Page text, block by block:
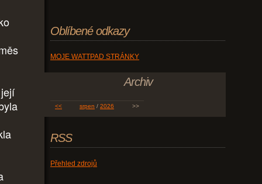
Oblíbené odkazy
MOJE WATTPAD STRÁNKY
Archiv
<< srpen / 2026 >>
RSS
Přehled zdrojů